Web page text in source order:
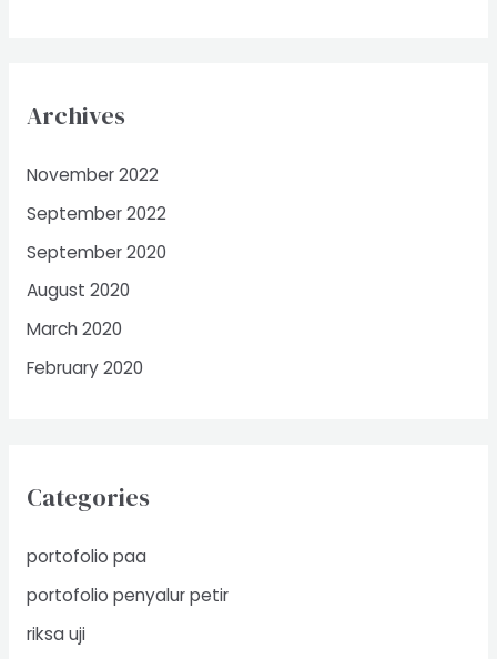
Archives
November 2022
September 2022
September 2020
August 2020
March 2020
February 2020
Categories
portofolio paa
portofolio penyalur petir
riksa uji